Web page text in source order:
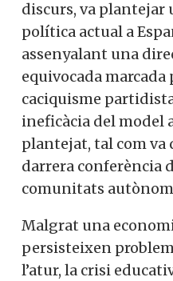
discurs, va plantejar
política actual a
assenyalant una
equivocada
caciquisme
ineficàcia del model
plantejat, tal com va
darrera conferència
comunitats
Malgrat una
persisteixen
l’atur, la crisi